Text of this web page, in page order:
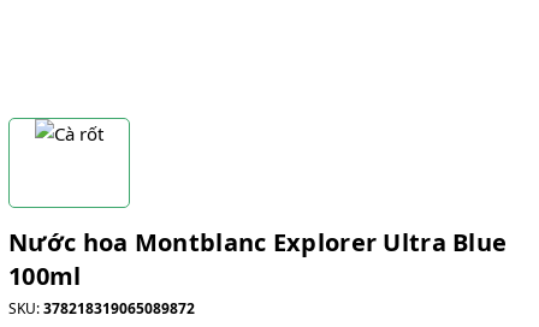
Nước hoa Montblanc Explorer Ultra Blue
100ml
SKU:378218319065089872